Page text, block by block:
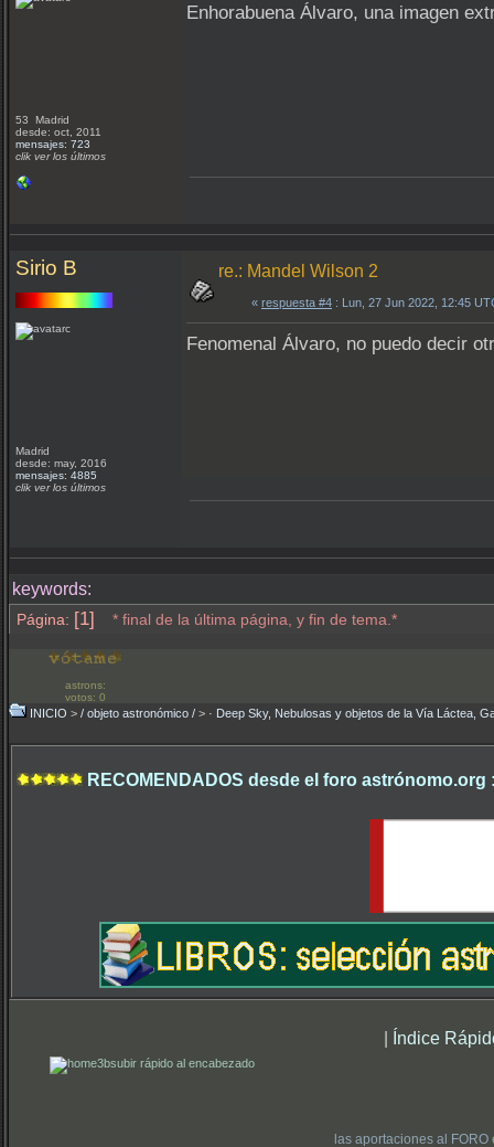
53 Madrid
desde: oct, 2011
mensajes: 723
clik ver los últimos
Enhorabuena Álvaro, una imagen
Sirio B
Madrid
desde: may, 2016
mensajes: 4885
clik ver los últimos
re.: Mandel Wilson 2
« respuesta #4 : Lun, 27 Jun 2022, 12:45
Fenomenal Álvaro, no puedo decir
keywords:
Página: [1] * final de la última página, y fin de tema.*
astrons:
votos: 0
INICIO > / objeto astronómico / > · Deep Sky, Nebulosas y objetos de la Vía Láctea,
RECOMENDADOS desde el foro astrónomo.org
| Índice
subir rápido al encabezado
las aportaciones al